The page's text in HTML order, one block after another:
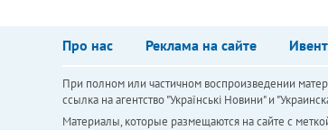
Про нас Реклама на сайте
При полном или частичном воспроизведении
ссылка на агентство "Українськi Новини" и
Материалы, которые размещаются на сайте с